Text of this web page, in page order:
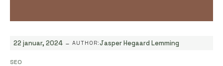
22 januar, 2024 - AUTHOR:Jasper Hegaard Lemming
SEO